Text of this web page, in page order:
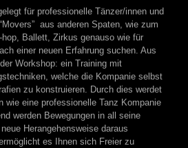
für professionelle Tänzer/innen und
aus anderen Spaten, wie zum
Ballett, Zirkus genauso wie für
einer neuen Erfahrung suchen. Aus
Workshop: ein Training mit
welche die Kompanie selbst
zu konstruieren. Durch dies werdet
wie eine professionelle Tanz Kompanie
werden Bewegungen in all seine
Herangehensweise daraus
es Ihnen sich Freier zu